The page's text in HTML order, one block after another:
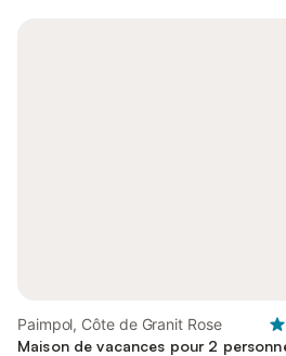
Paimpol, Côte de Granit Rose
Maison de vacances pour 2